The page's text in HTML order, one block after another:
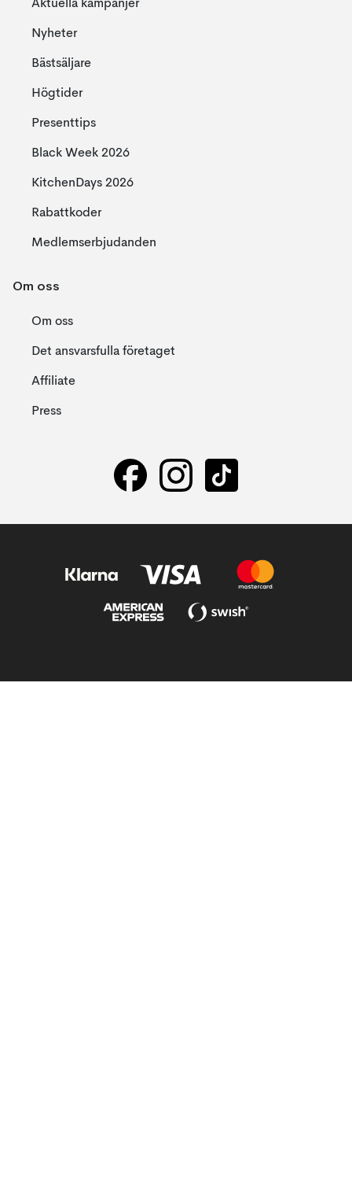
Aktuella kampanjer
Nyheter
Bästsäljare
Högtider
Presenttips
Black Week 2026
KitchenDays 2026
Rabattkoder
Medlemserbjudanden
Om oss
Om oss
Det ansvarsfulla företaget
Affiliate
Press